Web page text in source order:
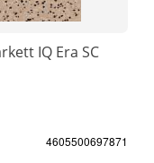
IQ Era SC
4605500697871